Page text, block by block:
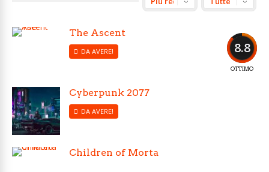
8.8
OTTIMO
The Ascent
DA AVERE!
Cyberpunk 2077
DA AVERE!
Children of Morta